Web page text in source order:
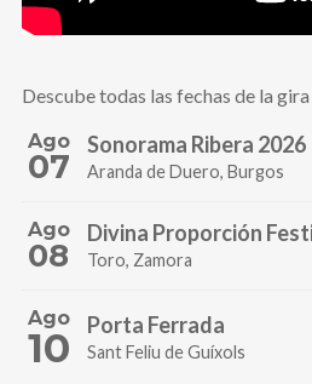
Descube todas las fechas de la
Ago
07
Sonorama Ribera 2026
Aranda de Duero, Burgos
Ago
08
Divina Proporción
Toro, Zamora
Ago
10 Porta Ferrada
Sant Feliu de Guíxols